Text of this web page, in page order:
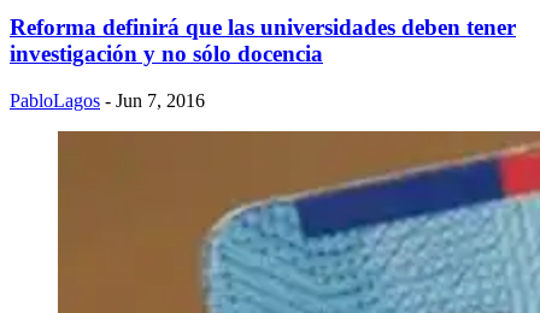
Reforma definirá que las universidades deben tener
investigación y no sólo docencia
PabloLagos - Jun 7, 2016